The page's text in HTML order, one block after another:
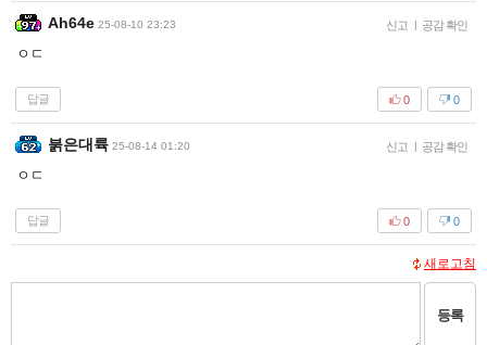
Ah64e 25-08-10 23:23 신고 공감 확인
ㅇㄷ
답글 0
0
붉은대륙 25-08-14 01:20 신고 공감 확인
ㅇㄷ
답글 0
0
새로고침
등록